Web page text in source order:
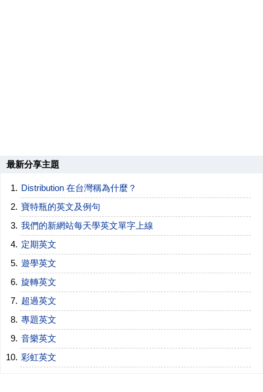
最新分享主題
Distribution 在台灣稱為什麼？
寶特瓶的英文及例句
我們的新網站每天學英文單字上線
定期英文
遊學英文
旋轉英文
超過英文
專題英文
音樂英文
彩虹英文